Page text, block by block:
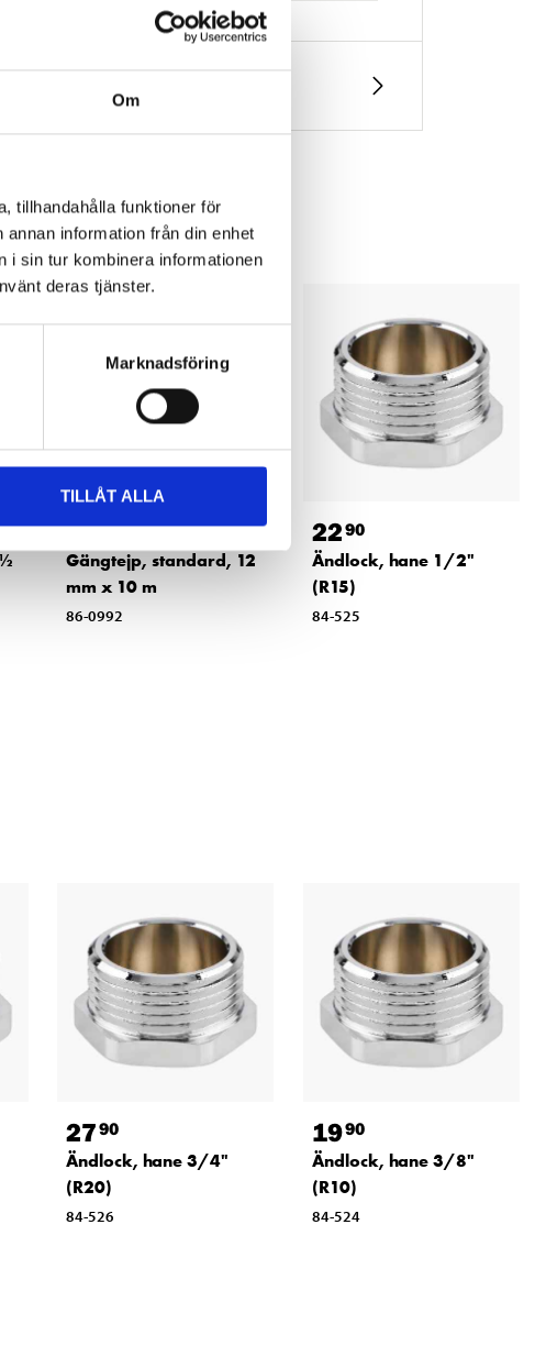
Om
tillhandahålla funktioner för
information från din enhet
i sin tur kombinera informationen
deras tjänster.
Marknadsföring
TILLÅT ALLA
490
Gängtejp, standard, 12
mm x 10 m
86-0992
2290
Ändlock, hane 1/2"
(R15)
84-525
2790
Ändlock, hane 3/4"
(R20)
84-526
1990
Ändlock, hane 3/8"
(R10)
84-524